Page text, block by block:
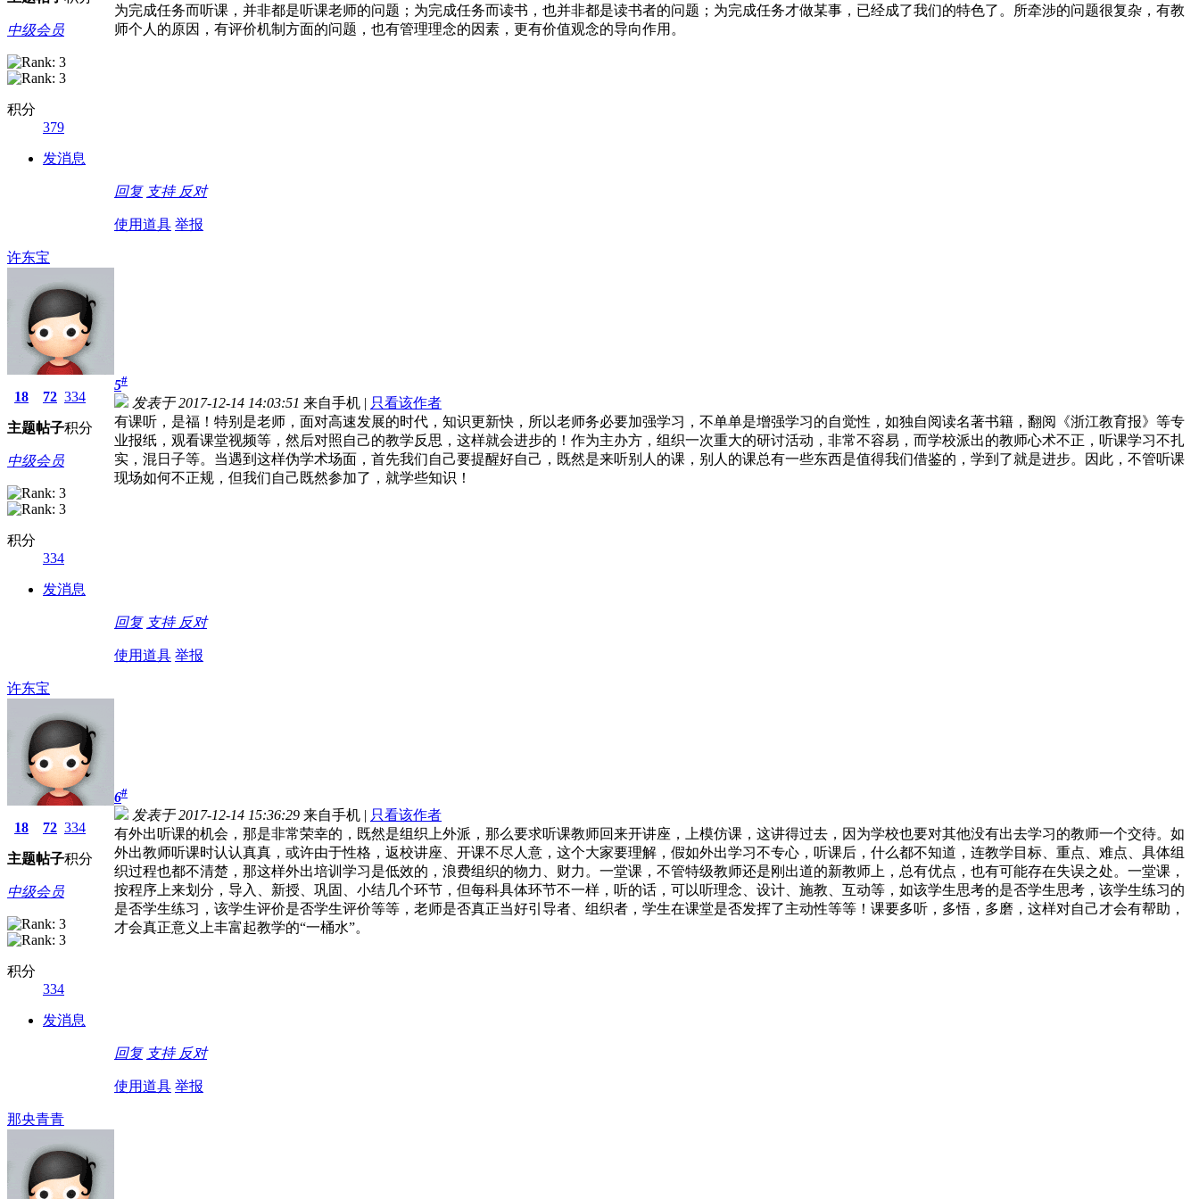
中级会员
积分
379
发消息
为完成任务而听课，并非都是听课老师的问题；为完成任务而读书，也并非都是读书者的问题；为完成任务才做某事，已经成了我们的特色了。所牵涉的问题很复杂，有教
师个人的原因，有评价机制方面的问题，也有管理理念的因素，更有价值观念的导向作用。
回复 支持 反对
使用道具 举报
许东宝
18
主题
72
帖子
334
积分
中级会员
积分
334
发消息
5#
发表于 2017-12-14 14:03:51 来自手机 | 只看该作者
有课听，是福！特别是老师，面对高速发展的时代，知识更新快，所以老师务必要加强学习，不单单是增强学习的自觉性，如独自阅读名著书籍，翻阅《浙江教育报》等专
业报纸，观看课堂视频等，然后对照自己的教学反思，这样就会进步的！作为主办方，组织一次重大的研讨活动，非常不容易，而学校派出的教师心术不正，听课学习不扎
实，混日子等。当遇到这样伪学术场面，首先我们自己要提醒好自己，既然是来听别人的课，别人的课总有一些东西是值得我们借鉴的，学到了就是进步。因此，不管听课
现场如何不正规，但我们自己既然参加了，就学些知识！
回复 支持 反对
使用道具 举报
许东宝
18
主题
72
帖子
334
积分
中级会员
积分
334
发消息
6#
发表于 2017-12-14 15:36:29 来自手机 | 只看该作者
有外出听课的机会，那是非常荣幸的，既然是组织上外派，那么要求听课教师回来开讲座，上模仿课，这讲得过去，因为学校也要对其他没有出去学习的教师一个交待。如
外出教师听课时认认真真，或许由于性格，返校讲座、开课不尽人意，这个大家要理解，假如外出学习不专心，听课后，什么都不知道，连教学目标、重点、难点、具体组
织过程也都不清楚，那这样外出培训学习是低效的，浪费组织的物力、财力。一堂课，不管特级教师还是刚出道的新教师上，总有优点，也有可能存在失误之处。一堂课，
按程序上来划分，导入、新授、巩固、小结几个环节，但每科具体环节不一样，听的话，可以听理念、设计、施教、互动等，如该学生思考的是否学生思考，该学生练习的
是否学生练习，该学生评价是否学生评价等等，老师是否真正当好引导者、组织者，学生在课堂是否发挥了主动性等等！课要多听，多悟，多磨，这样对自己才会有帮助，
才会真正意义上丰富起教学的“一桶水”。
回复 支持 反对
使用道具 举报
那央青青